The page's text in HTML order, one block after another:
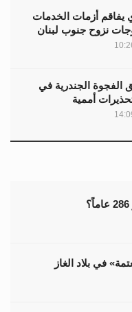
يفاقم أزمات الخدمات
نزوح جنوب لبنان
الفجوة الجندرية في
أممية
في بلاد الغاز